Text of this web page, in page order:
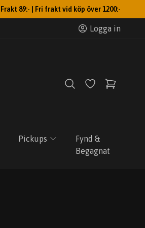
Frakt 89:- | Fri frakt vid köp över 1200:-
Logga in
Pickups
Fynd &
Begagnat